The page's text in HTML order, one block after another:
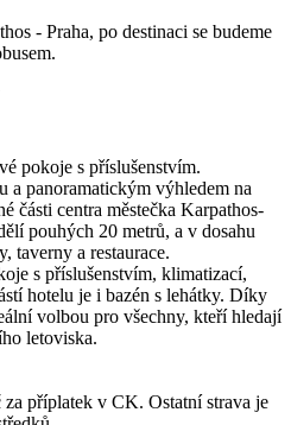
- Praha, po destinaci se budeme
pokoje s příslušenstvím.
panoramatickým výhledem na
části centra městečka Karpathos-
pouhých 20 metrů, a v dosahu
taverny a restaurace.
s příslušenstvím, klimatizací,
hotelu je i bazén s lehátky. Díky
volbou pro všechny, kteří hledají
letoviska.
příplatek v CK. Ostatní strava je